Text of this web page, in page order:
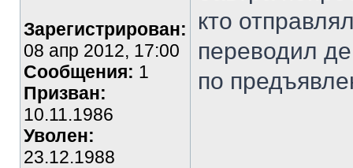
Зарегистрирован:
08 апр 2012, 17:00
Сообщения: 1
Призван:
10.11.1986
Уволен:
23.12.1988
кто
переводил
по